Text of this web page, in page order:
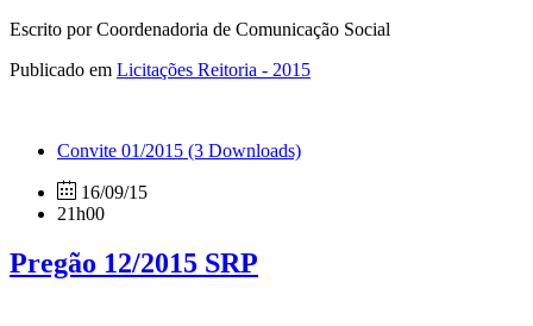
Escrito por Coordenadoria de Comunicação Social
Publicado em Licitações Reitoria - 2015
Convite 01/2015 (3 Downloads)
16/09/15
21h00
Pregão 12/2015 SRP